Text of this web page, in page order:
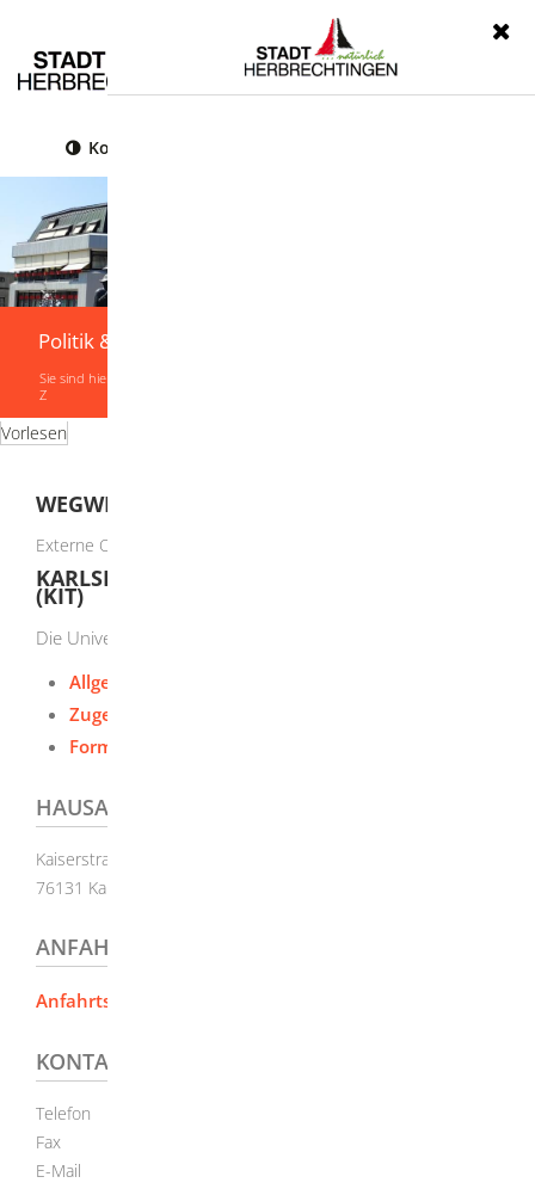
Kontrast
Politik & Verwaltung
Sie sind hier:
Z
Vorlesen
WEGWEISER
Externe Organisationseinheit
KARLSRUHER INSTITUT FÜR TECHNOLOGIE
(KIT)
Die Universität in der Helmholtz-Gemeinschaft
Allgemeine Informationen
Zugehörige Leistungen
Formulare und Onlinedienste
HAUSANSCHRIFT
Kaiserstraße 12
76131 Karlsruhe
ANFAHRTSBESCHREIBUNG
Anfahrtsbeschreibung, Lagepläne
KONTAKT
Telefon
Fax
E-Mail